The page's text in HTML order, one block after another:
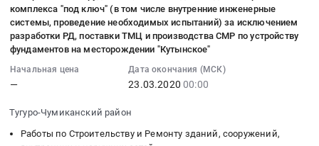
комплекса "под ключ" (в том числе внутренние инженерные
системы, проведение необходимых испытаний) за исключением
разработки РД, поставки ТМЦ и производства СМР по устройству
фундаментов на месторождении "Кутынское"
Тугуро-Чумиканский район
Начальная цена
—
Дата окончания (МСК)
23.03.2020 00:00
Работы по Строительству и Ремонту зданий, сооружений,